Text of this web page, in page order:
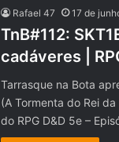
Rafael 47 17 de
TnB#112:
cadáveres |
Tarrasque na Bota
(A Tormenta do Rei
do RPG D&D 5e –